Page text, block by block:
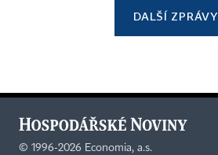
DALŠÍ ZPRÁVY
© 1996-2026 Economia, a.s.